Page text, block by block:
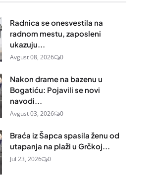
Radnica se onesvestila na
radnom mestu, zaposleni
ukazuju...
Avgust 08, 2026 0
Nakon drame na bazenu u
Bogatiću: Pojavili se novi
navodi...
Avgust 03, 2026 0
Braća iz Šapca spasila ženu od
utapanja na plaži u Grčkoj...
Jul 23, 2026 0